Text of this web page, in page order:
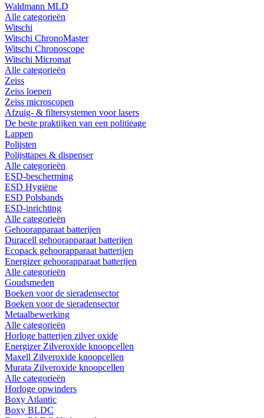
Waldmann MLD
Alle categorieën
Witschi
Witschi ChronoMaster
Witschi Chronoscope
Witschi Micromat
Alle categorieën
Zeiss
Zeiss loepen
Zeiss microscopen
Afzuig- & filtersystemen voor lasers
De beste praktijken van een politieage
Lappen
Polijsten
Polijsttapes & dispenser
Alle categorieën
ESD-bescherming
ESD Hygiëne
ESD Polsbands
ESD-inrichting
Alle categorieën
Gehoorapparaat batterijen
Duracell gehoorapparaat batterijen
Ecopack gehoorapparaat batterijen
Energizer gehoorapparaat batterijen
Alle categorieën
Goudsmeden
Boeken voor de sieradensector
Boeken voor de sieradensector
Metaalbewerking
Alle categorieën
Horloge batterijen zilver oxide
Energizer Zilveroxide knoopcellen
Maxell Zilveroxide knoopcellen
Murata Zilveroxide knoopcellen
Alle categorieën
Horloge opwinders
Boxy Atlantic
Boxy BLDC